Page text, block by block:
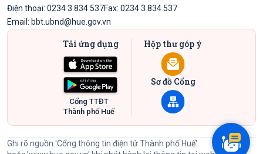
Điện thoại: 0234 3 834 537Fax: 0234 3 834 537
Email: bbt.ubnd@hue.gov.vn
Tải ứng dụng
Cổng TTĐT
Thành phố Huế
Hộp thư góp ý
Sơ đồ Cổng
Ghi rõ nguồn 'Cổng thông tin điện tử Thành phố Huế'